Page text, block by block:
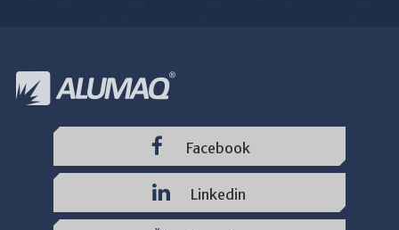
Facebook
Linkedin